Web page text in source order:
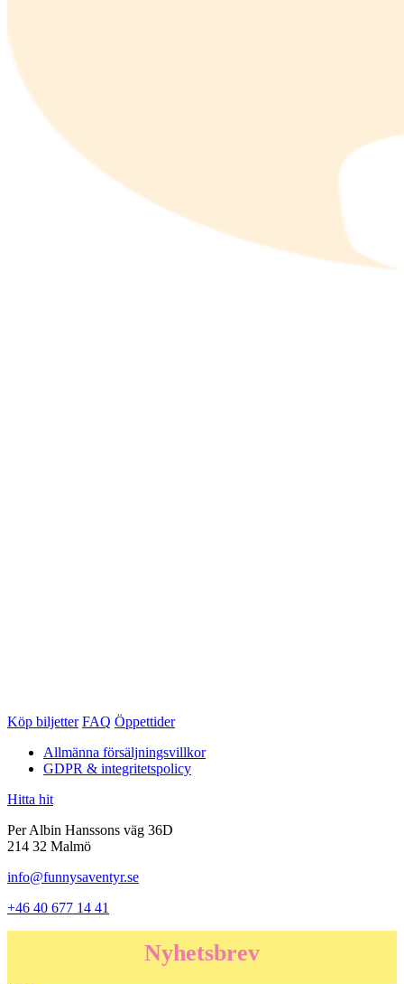
Köp biljetter FAQ Öppettider
Allmänna försäljningsvillkor
GDPR & integritetspolicy
Hitta hit
Per Albin Hanssons väg 36D
214 32 Malmö
info@funnysaventyr.se
+46 40 677 14 41
Nyhetsbrev